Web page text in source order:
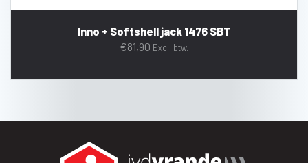
Inno + Softshell jack 1476 SBT
€81,90 Excl. btw.